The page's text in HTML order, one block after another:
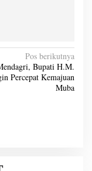
Pos berikutnya
Bupati H.M.
Percepat Kemajuan
Muba